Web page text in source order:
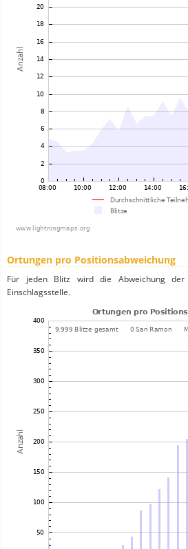
Ortungen pro Positionsabweichung
Für jeden Blitz wird die Abweichung
Einschlagsstelle.